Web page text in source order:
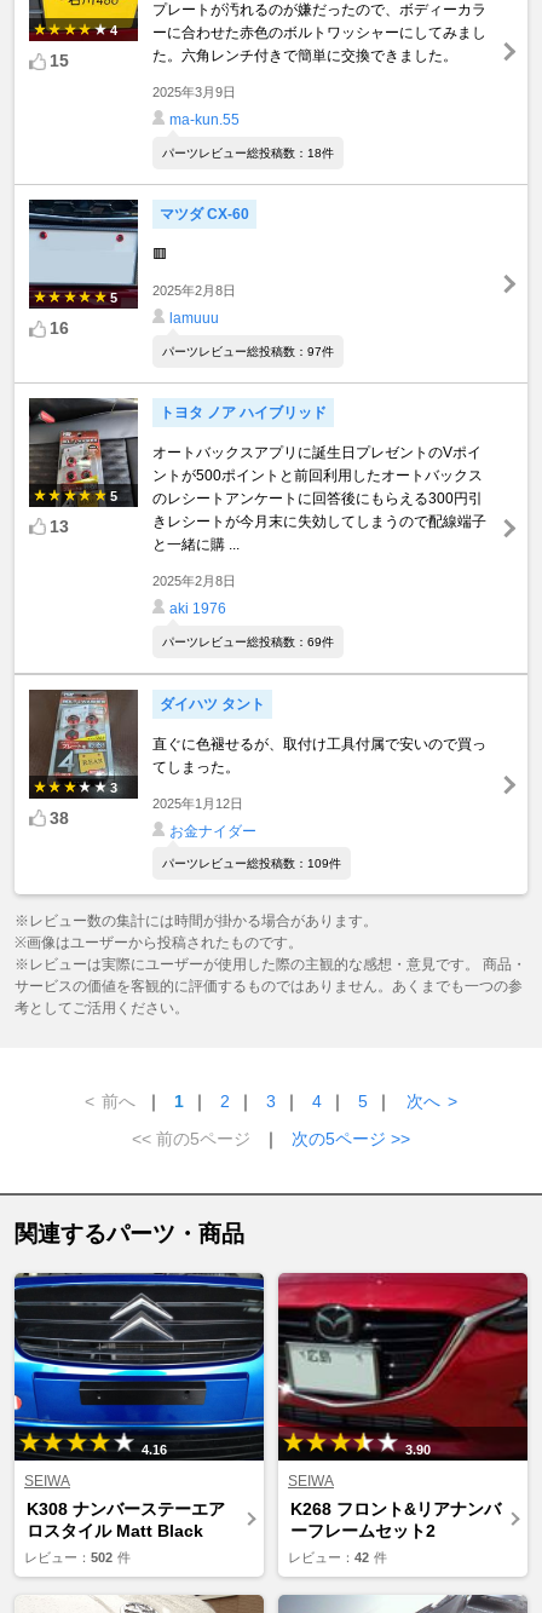
4
15
プレートが汚れるのが嫌だったので、ボディーカラ
ーに合わせた赤色のボルトワッシャーにしてみまし
た。六角レンチ付きで簡単に交換できました。
2025年3月9日
ma-kun.55
パーツレビュー総投稿数：18件
5
16
マツダ CX-60
🟥
2025年2月8日
lamuuu
パーツレビュー総投稿数：97件
5
13
トヨタ ノア ハイブリッド
オートバックスアプリに誕生日プレゼントのVポイ
ントが500ポイントと前回利用したオートバックス
のレシートアンケートに回答後にもらえる300円引
きレシートが今月末に失効してしまうので配線端子
と一緒に購 ...
2025年2月8日
aki 1976
パーツレビュー総投稿数：69件
3
38
ダイハツ タント
直ぐに色褪せるが、取付け工具付属で安いので買っ
てしまった。
2025年1月12日
お金ナイダー
パーツレビュー総投稿数：109件
※レビュー数の集計には時間が掛かる場合があります。
※画像はユーザーから投稿されたものです。
※レビューは実際にユーザーが使用した際の主観的な感想・意見です。 商品・
サービスの価値を客観的に評価するものではありません。あくまでも一つの参
考としてご活用ください。
< 前へ ｜ 1 ｜ 2 ｜ 3 ｜ 4 ｜ 5 ｜ 次へ >
<< 前の5ページ
｜ 次の5ページ >>
関連するパーツ・商品
4.16
SEIWA
K308 ナンバーステーエア
ロスタイル Matt Black
レビュー： 502 件
3.90
SEIWA
K268 フロント&リアナンバ
ーフレームセット2
レビュー： 42 件